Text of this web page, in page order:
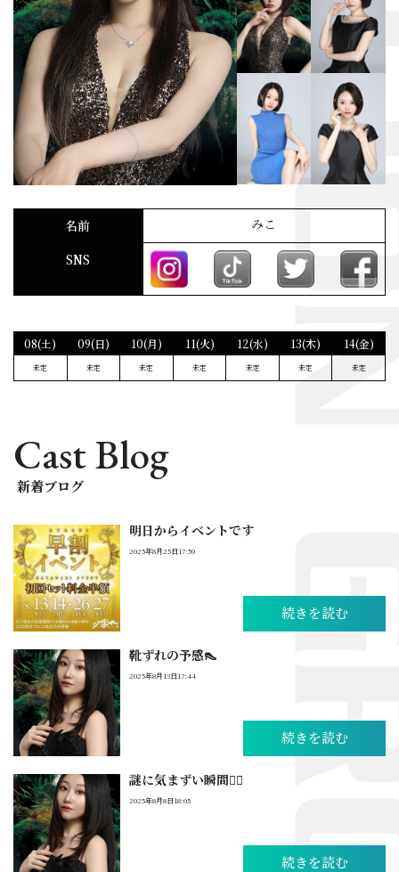
名前
みこ
SNS
08(土)
未定
09(日)
未定
10(月)
未定
11(火)
未定
12(水)
未定
13(木)
未定
14(金)
未定
Cast Blog
新着ブログ
明日からイベントです
2025年8月25日17:59
続きを読む
靴ずれの予感👠
2025年8月13日17:44
続きを読む
謎に気まずい瞬間🚶‍♀️
2025年8月8日18:05
続きを読む